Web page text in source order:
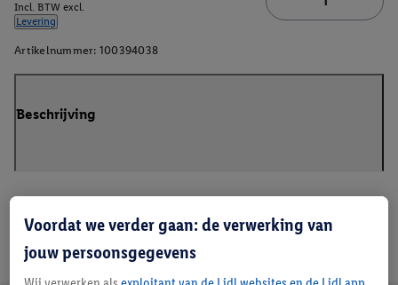
Incl. BTW excl.
Levering
Artikelnummer: 100394038
Beschrijving
Voordat we verder gaan: de verwerking van
jouw persoonsgegevens